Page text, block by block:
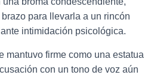
para llevarla a un rincón
intimidación psicológica.
mantuvo firme como una estatua
con un tono de voz aún